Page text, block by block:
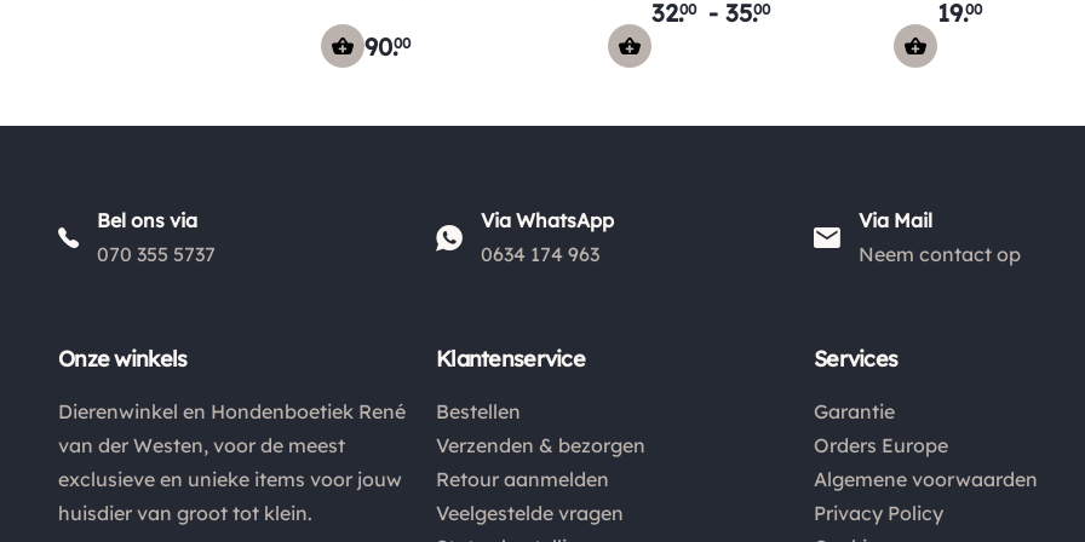
90.00
32.00 - 35.00 19.00
Bel ons via
070 355 5737
Via WhatsApp
0634 174 963
Via Mail
Neem contact op
Onze winkels
Dierenwinkel en Hondenboetiek René
van der Westen, voor de meest
exclusieve en unieke items voor jouw
huisdier van groot tot klein.
Klantenservice
Bestellen
Verzenden & bezorgen
Retour aanmelden
Veelgestelde vragen
Services
Garantie
Orders Europe
Algemene voorwaarden
Privacy Policy